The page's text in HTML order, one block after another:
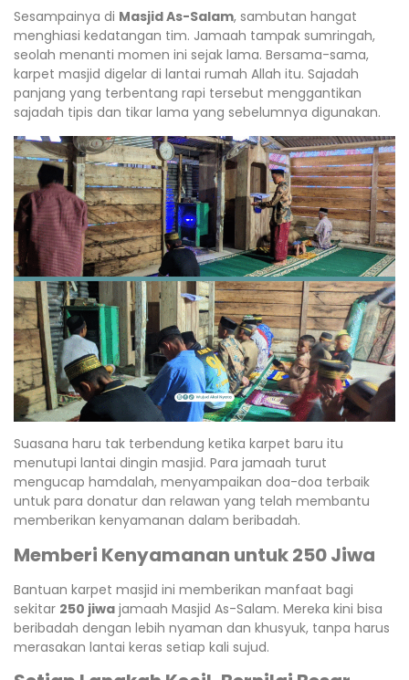
Sesampainya di Masjid As-Salam, sambutan hangat
menghiasi kedatangan tim. Jamaah tampak sumringah,
seolah menanti momen ini sejak lama. Bersama-sama,
karpet masjid digelar di lantai rumah Allah itu. Sajadah
panjang yang terbentang rapi tersebut menggantikan
sajadah tipis dan tikar lama yang sebelumnya digunakan.
Suasana haru tak terbendung ketika karpet baru itu
menutupi lantai dingin masjid. Para jamaah turut
mengucap hamdalah, menyampaikan doa-doa terbaik
untuk para donatur dan relawan yang telah membantu
memberikan kenyamanan dalam beribadah.
Memberi Kenyamanan untuk 250 Jiwa
Bantuan karpet masjid ini memberikan manfaat bagi
sekitar 250 jiwa jamaah Masjid As-Salam. Mereka kini bisa
beribadah dengan lebih nyaman dan khusyuk, tanpa harus
merasakan lantai keras setiap kali sujud.